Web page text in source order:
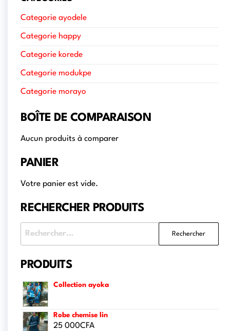
Categorie ayodele
Categorie happy
Categorie korede
Categorie modukpe
Categorie morayo
BOÎTE DE COMPARAISON
Aucun produits à comparer
PANIER
Votre panier est vide.
RECHERCHER PRODUITS
PRODUITS
Collection ayoka
Robe chemise lin
25 000CFA